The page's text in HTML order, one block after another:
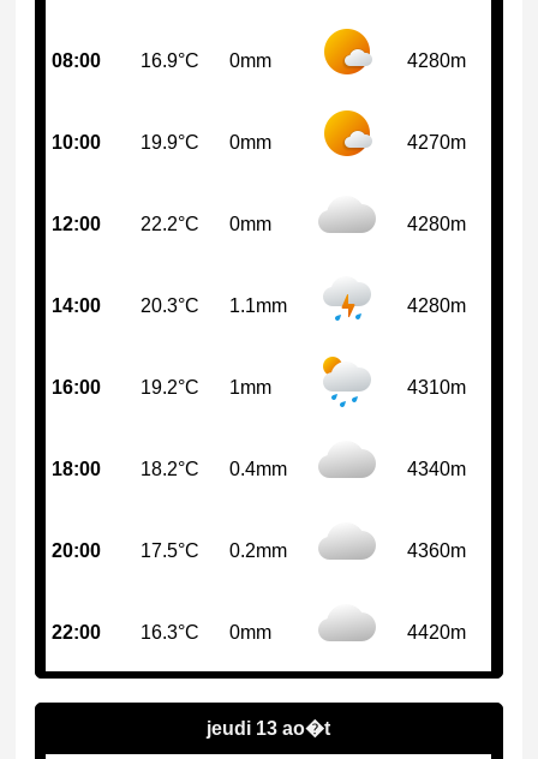
08:00 16.9°C 0mm 4280m
10:00 19.9°C 0mm 4270m
12:00 22.2°C 0mm 4280m
14:00 20.3°C 1.1mm 4280m
16:00 19.2°C 1mm 4310m
18:00 18.2°C 0.4mm 4340m
20:00 17.5°C 0.2mm 4360m
22:00 16.3°C 0mm 4420m
jeudi 13 ao�t